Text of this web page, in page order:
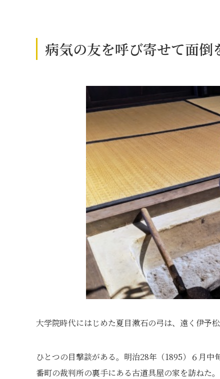
病気の友を呼び寄せて面倒
大学院時代にはじめた夏目漱石の弓は、遠く伊予
ひとつの目撃談がある。明治28年（1895）６月
番町の裁判所の裏手にある古道具屋の家を訪ねた